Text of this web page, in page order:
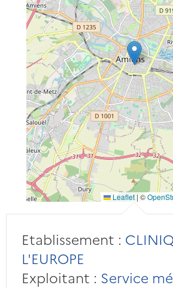
Leaflet | ©
Etablissement :
L'EUROPE
Exploitant : Service